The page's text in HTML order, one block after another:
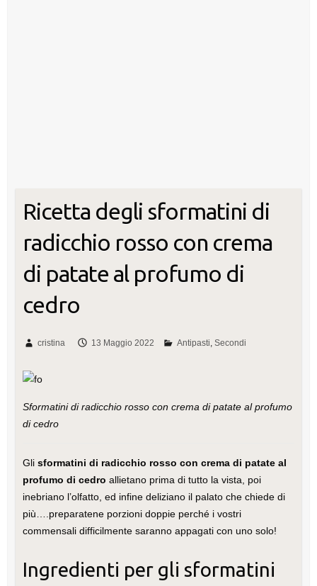
Ricetta degli sformatini di
radicchio rosso con crema
di patate al profumo di
cedro
cristina 13 Maggio 2022 Antipasti Secondi
Sformatini di radicchio rosso con crema di patate al profumo
di cedro
Gli sformatini di radicchio rosso con crema di patate al
profumo di cedro allietano prima di tutto la vista, poi
inebriano l’olfatto, ed infine deliziano il palato che chiede di
più….preparatene porzioni doppie perché i vostri
commensali difficilmente saranno appagati con uno solo!
Ingredienti per gli sformatini